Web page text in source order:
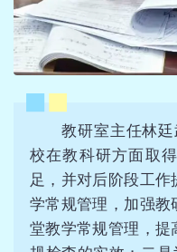
教研室主任林廷
校在教科研方面取
足，并对后阶段工
学常规管理，加强
堂教学常规管理，提